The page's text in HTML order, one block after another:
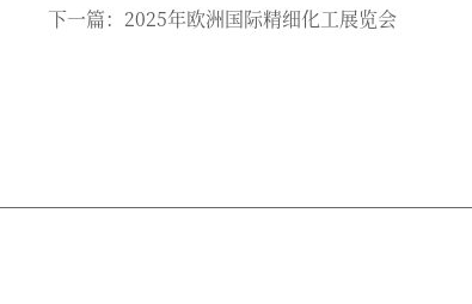
下一篇：2025年欧洲国际精细化工展览会